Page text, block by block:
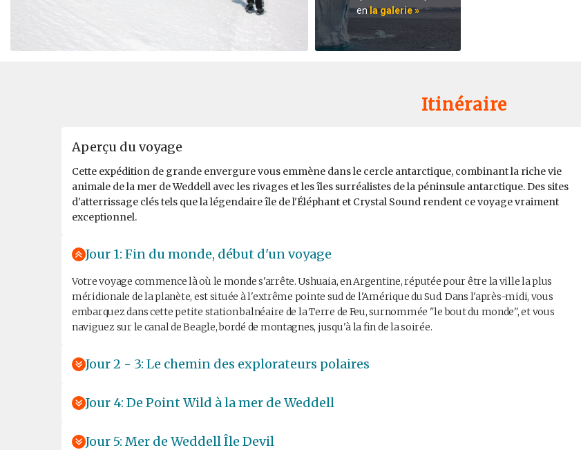
enla galerie »
Itinéraire
Aperçu du voyage
Cette expédition de grande envergure vous emmène dans le cercle antarctique, combinant la riche vie
animale de la mer de Weddell avec les rivages et les îles surréalistes de la péninsule antarctique. Des sites
d'atterrissage clés tels que la légendaire île de l'Éléphant et Crystal Sound rendent ce voyage vraiment
exceptionnel.
Jour 1: Fin du monde, début d'un voyage
Votre voyage commence là où le monde s'arrête. Ushuaia, en Argentine, réputée pour être la ville la plus
méridionale de la planète, est située à l'extrême pointe sud de l'Amérique du Sud. Dans l'après-midi, vous
embarquez dans cette petite station balnéaire de la Terre de Feu, surnommée "le bout du monde", et vous
naviguez sur le canal de Beagle, bordé de montagnes, jusqu'à la fin de la soirée.
Jour 2 - 3: Le chemin des explorateurs polaires
Jour 4: De Point Wild à la mer de Weddell
Jour 5: Mer de Weddell Île Devil